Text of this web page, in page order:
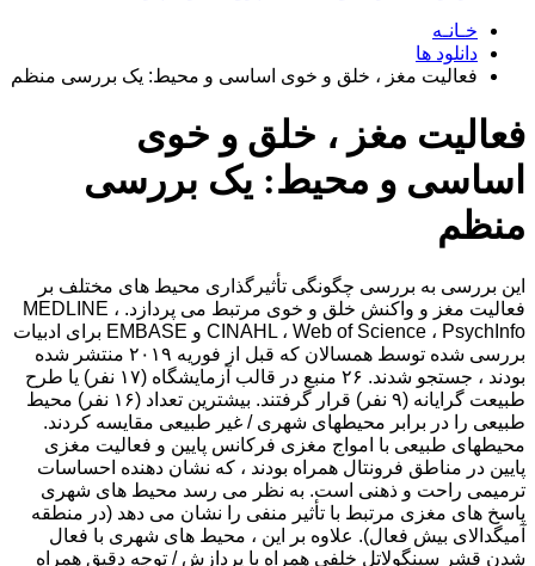
خـانـه
دانلود ها
فعالیت مغز ، خلق و خوی اساسی و محیط: یک بررسی منظم
فعالیت مغز ، خلق و خوی
اساسی و محیط: یک بررسی
منظم
این بررسی به بررسی چگونگی تأثیرگذاری محیط های مختلف بر
فعالیت مغز و واکنش خلق و خوی مرتبط می پردازد. MEDLINE ،
CINAHL ، Web of Science ، PsychInfo و EMBASE برای ادبیات
بررسی شده توسط همسالان که قبل از فوریه ۲۰۱۹ منتشر شده
بودند ، جستجو شدند. ۲۶ منبع در قالب آزمایشگاه (۱۷ نفر) یا طرح
طبیعت گرایانه (۹ نفر) قرار گرفتند. بیشترین تعداد (۱۶ نفر) محیط
طبیعی را در برابر محیطهای شهری / غیر طبیعی مقایسه کردند.
محیطهای طبیعی با امواج مغزی فرکانس پایین و فعالیت مغزی
پایین در مناطق فرونتال همراه بودند ، که نشان دهنده احساسات
ترمیمی راحت و ذهنی است. به نظر می رسد محیط های شهری
پاسخ های مغزی مرتبط با تأثیر منفی را نشان می دهد (در منطقه
آمیگدالای بیش فعال). علاوه بر این ، محیط های شهری با فعال
شدن قشر سینگولاتل خلفی همراه با پردازش / توجه دقیق همراه